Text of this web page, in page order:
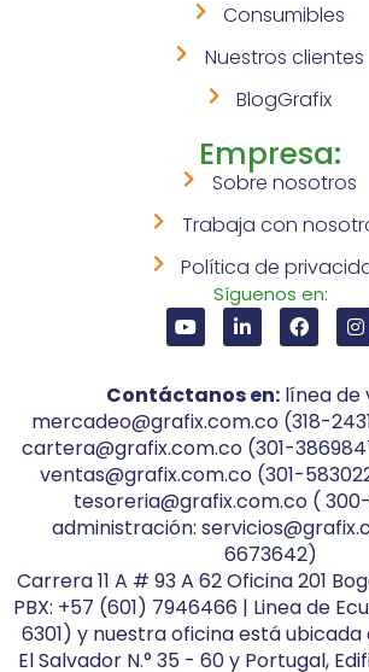
Consumibles
Nuestros clientes
BlogGrafix
Empresa:
Sobre nosotros
Trabaja con
Política de
Síguenos en:
Contáctanos en: línea de
mercadeo@grafix.com.co (318-
cartera@grafix.com.co (301-
ventas@grafix.com.co (301-
tesoreria@grafix.com.co (
administración:
6673642)
Carrera 11 A # 93 A 62 Oficina 201
PBX: +57 (601) 7946466 | Linea de
6301) y nuestra oficina está ubicada
El Salvador N.° 35 - 60 y Portugal,